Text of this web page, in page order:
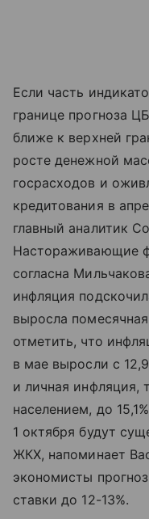
Если часть
границе прогноза
ближе к верхней
росте денежной
госрасходов и
кредитования в
главный аналитик
Настораживающие
согласна
инфляция
выросла
отметить, что
в мае выросли с
и личная инфляция,
населением, до
1 октября будут
ЖКХ, напоминает
экономисты
ставки до 12-13%.